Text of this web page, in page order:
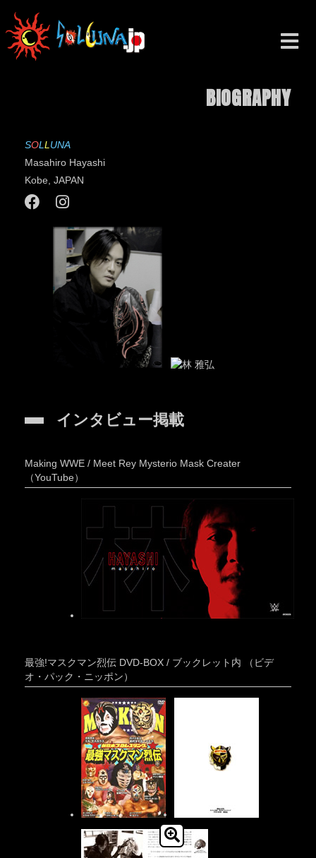
BIOGRAPHY
SOLLUNA
Masahiro Hayashi
Kobe, JAPAN
インタビュー掲載
Making WWE / Meet Rey Mysterio Mask Creater
（YouTube）
最強!マスクマン烈伝 DVD-BOX / ブックレット内 （ビデ
オ・パック・ニッポン）